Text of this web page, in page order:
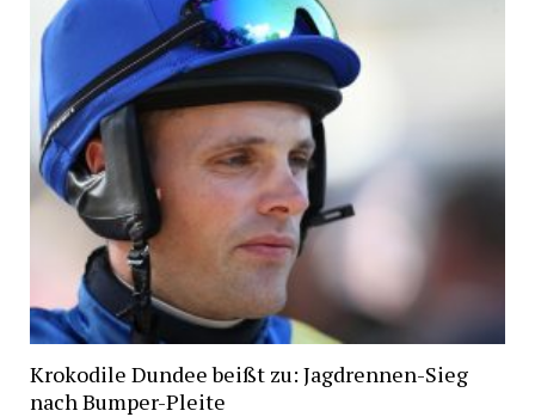
Krokodile Dundee beißt zu: Jagdrennen-Sieg
nach Bumper-Pleite